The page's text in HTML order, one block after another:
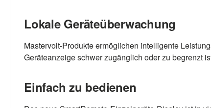
Lokale Geräteüberwachung
Mastervolt-Produkte ermöglichen intelligente
Geräteanzeige schwer zugänglich oder zu begrenzt
Einfach zu bedienen